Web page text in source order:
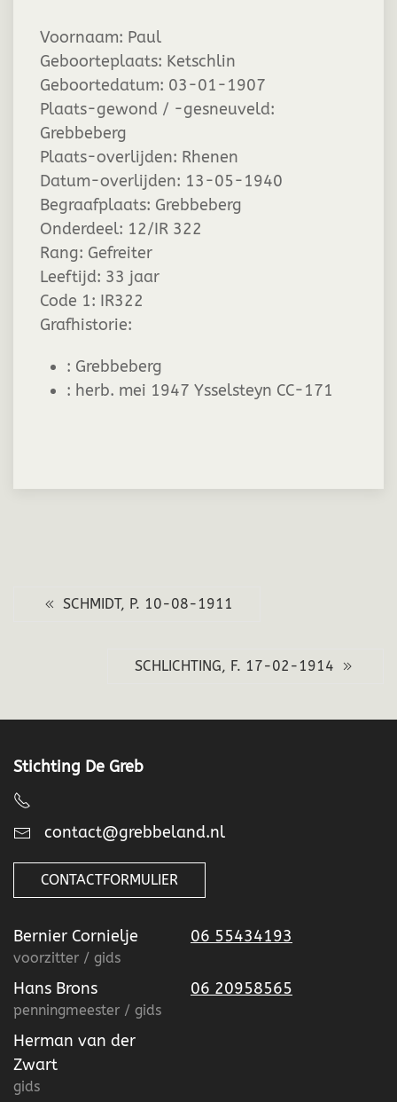
Voornaam: Paul
Geboorteplaats: Ketschlin
Geboortedatum: 03-01-1907
Plaats-gewond / -gesneuveld:
Grebbeberg
Plaats-overlijden: Rhenen
Datum-overlijden: 13-05-1940
Begraafplaats: Grebbeberg
Onderdeel: 12/IR 322
Rang: Gefreiter
Leeftijd: 33 jaar
Code 1: IR322
Grafhistorie:
: Grebbeberg
: herb. mei 1947 Ysselsteyn CC-171
SCHMIDT, P. 10-08-1911
SCHLICHTING, F. 17-02-1914
Stichting De Greb
contact@grebbeland.nl
CONTACTFORMULIER
Bernier Cornielje
voorzitter / gids
06 55434193
Hans Brons
penningmeester / gids
06 20958565
Herman van der
Zwart
gids